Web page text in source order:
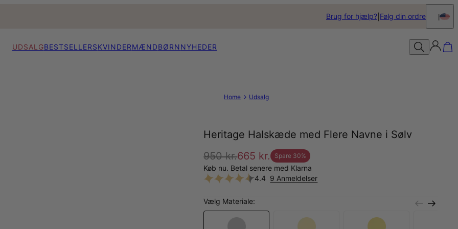
Brug for hjælp? Følg din ordre
UDSALGBESTSELLERSKVINDERMÆNDBØRNNYHEDER
Home Udsalg
Heritage Halskæde med Flere Navne i Sølv
950 kr.665 kr. Spare 30%
Køb nu. Betal senere med Klarna
4.4 9 Anmeldelser
Vælg Materiale: